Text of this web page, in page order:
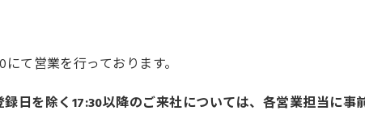
て営業を行っております。
日を除く17:30以降のご来社については、各営業担当に